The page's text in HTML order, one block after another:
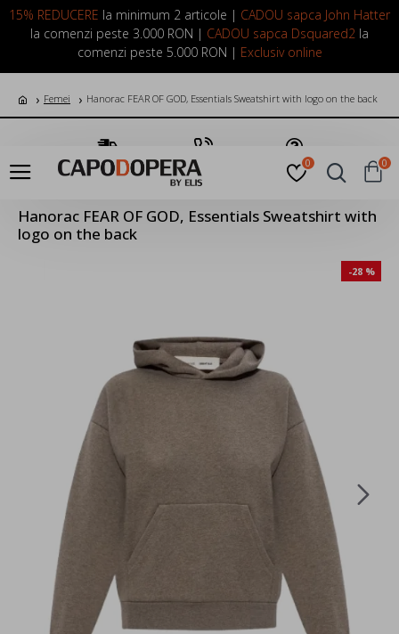
15% REDUCERE la minimum 2 articole | CADOU sapca John Hatter
la comenzi peste 3.000 RON | CADOU sapca Dsquared2 la
comenzi peste 5.000 RON | Exclusiv online
LOGIN INREGISTRARE
0 0
Femei Hanorac FEAR OF GOD, Essentials Sweatshirt with logo on the back
Transport Gratuit Suna Acum Pune o Intrebare
Hanorac FEAR OF GOD, Essentials Sweatshirt with
logo on the back
-28 %